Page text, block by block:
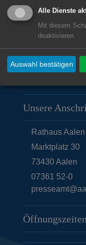
Unsere
Rathaus Aalen
Marktplatz 30
73430Aalen
07361 52-0
Alle Dienste
Mit diesem
deaktivieren.
Auswahl bestätigen